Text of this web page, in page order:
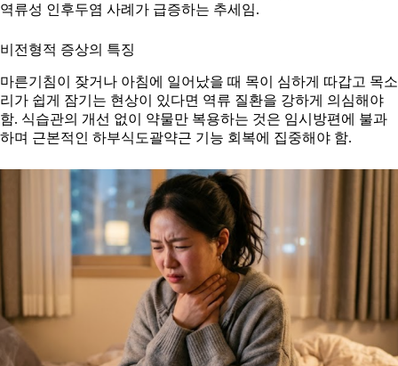
역류성 인후두염 사례가 급증하는 추세임.
비전형적 증상의 특징
마른기침이 잦거나 아침에 일어났을 때 목이 심하게 따갑고 목소
리가 쉽게 잠기는 현상이 있다면 역류 질환을 강하게 의심해야
함. 식습관의 개선 없이 약물만 복용하는 것은 임시방편에 불과
하며 근본적인 하부식도괄약근 기능 회복에 집중해야 함.